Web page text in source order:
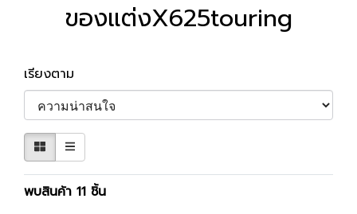
ของแต่งX625touring
เรียงตาม
พบสินค้า 11 ชิ้น